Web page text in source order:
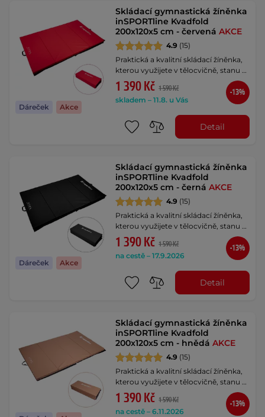
Dáreček Akce
Skládací gymnastická žíněnka
inSPORTline Kvadfold
200x120x5 cm - červenáAKCE
4.9 (15)
Praktická a kvalitní skládací žíněnka,
kterou využijete v tělocvičně, stanu …
1 390 Kč 1 590 Kč
skladem – 11.8. u Vás
-13%
Detail
Dáreček Akce
Skládací gymnastická žíněnka
inSPORTline Kvadfold
200x120x5 cm - černáAKCE
4.9 (15)
Praktická a kvalitní skládací žíněnka,
kterou využijete v tělocvičně, stanu …
1 390 Kč 1 590 Kč
na cestě – 17.9.2026
-13%
Detail
Skládací gymnastická žíněnka
inSPORTline Kvadfold
200x120x5 cm - hnědáAKCE
4.9 (15)
Praktická a kvalitní skládací žíněnka,
kterou využijete v tělocvičně, stanu …
1 390 Kč 1 590 Kč
na cestě – 6.11.2026
-13%